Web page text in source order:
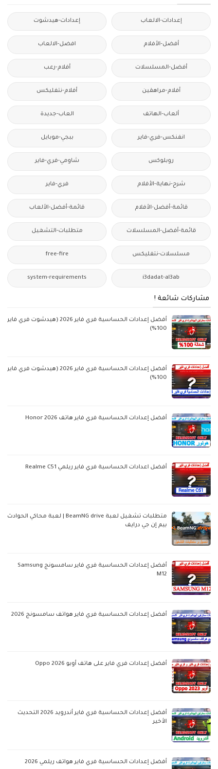
إعدادات-الالعاب إعدادات-هيدشوت
أفضل-الأفلام افضل-الالعاب
أفضل-المسلسلات أفلام-رعب
أفلام-مراهقين أفلام-نتفليكس
ألعاب-الهاتف العاب-جديدة
انفنكس-فري-فاير ببجي-موبايل
روبلوكس شاومي-فري-فاير
شرح-نهاية-الأفلام فري-فاير
قائمة-أفضل-الأفلام قائمة-أفضل-الألعاب
قائمة-أفضل-المسلسلات متطلبات-التشغيل
مسلسلات-نتفليكس free-fire
i3dadat-al3ab
system-requirements
مشاركات شائعة !
أفضل إعدادات الحساسية فري فاير 2026 (هيدشوت فري فاير
100%)
أفضل إعدادات الحساسية فري فاير 2026 (هيدشوت فري فاير
100%)
أفضل إعدادات الحساسية فري فاير هاتف Honor 2026
أفضل اعدادات الحساسية فري فاير ريلمي Realme C51
متطلبات تشغيل لعبة BeamNG drive | لعبة محاكي الحوادث
بيم إن جي درايف
أفضل إعدادات الحساسية فري فاير سامسونج Samsung
M12
أفضل إعدادات الحساسية فري فاير هواتف سامسونج 2026
أفضل إعدادات فري فاير على هاتف أوبو Oppo 2026
أفضل إعدادات الحساسية فري فاير أندرويد 2026 التحديث
الأخير
أفضل إعدادات الحساسية فري فاير هواتف ريلمي 2026